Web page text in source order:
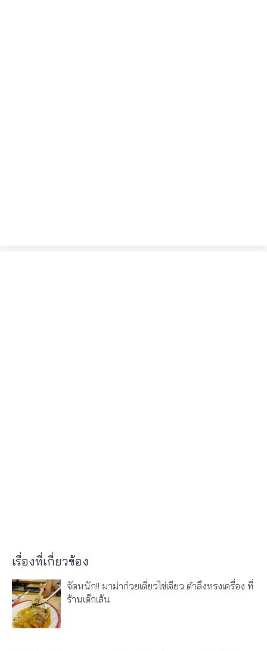
เรื่องที่เกี่ยวข้อง
จัดหนัก!! มาม่าก๋วยเตี๋ยวไข่เจียว ตำลึงทรงเครื่อง ที่
ร้านเด็กเส้น